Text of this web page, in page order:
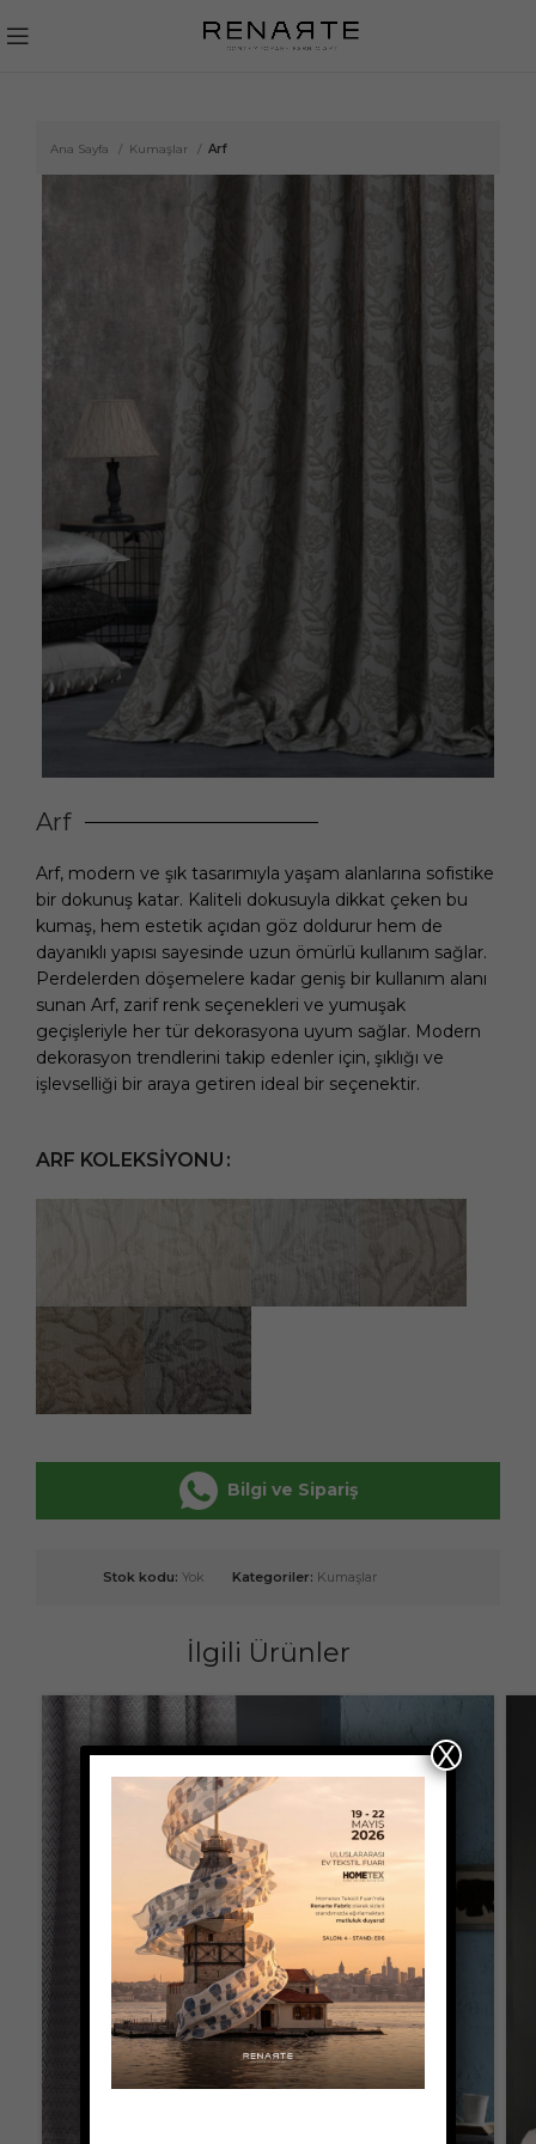
Ana Sayfa Kumaşlar Arf
Arf
Arf, modern ve şık tasarımıyla yaşam alanlarına sofistike
bir dokunuş katar. Kaliteli dokusuyla dikkat çeken bu
kumaş, hem estetik açıdan göz doldurur hem de
dayanıklı yapısı sayesinde uzun ömürlü kullanım sağlar.
Perdelerden döşemelere kadar geniş bir kullanım alanı
sunan Arf, zarif renk seçenekleri ve yumuşak
geçişleriyle her tür dekorasyona uyum sağlar. Modern
dekorasyon trendlerini takip edenler için, şıklığı ve
işlevselliği bir araya getiren ideal bir seçenektir.
ARF KOLEKSIYONU
Bilgi ve Sipariş
Stok kodu: Yok Kategoriler: Kumaşlar
İlgili Ürünler
X